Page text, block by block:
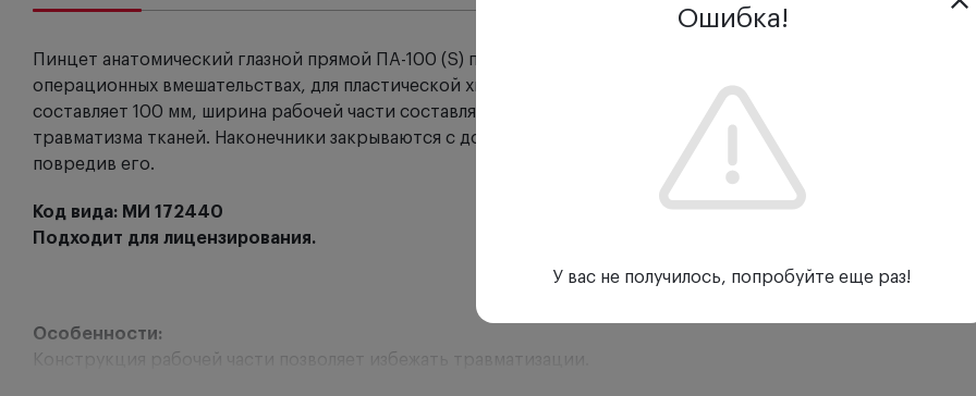
Пинцет анатомический глазной прямой ПА-100 (S) применяется при проведении офтальмологических,
операционных вмешательствах, для пластической хирургии и пр. Общая длина данного
составляет 100 мм, ширина рабочей части составляет 0,6 мм. Применяется при наложении и снятия швов для
травматизма тканей. Наконечники закрываются с достаточной точностью, чтобы надежно захватить тонкий
повредив его.
Код вида: МИ 172440
Подходит для лицензирования.
Особенности:
Конструкция рабочей части позволяет избежать травматизации.
Ошибка!
У вас не получилось, попробуйте еще раз!